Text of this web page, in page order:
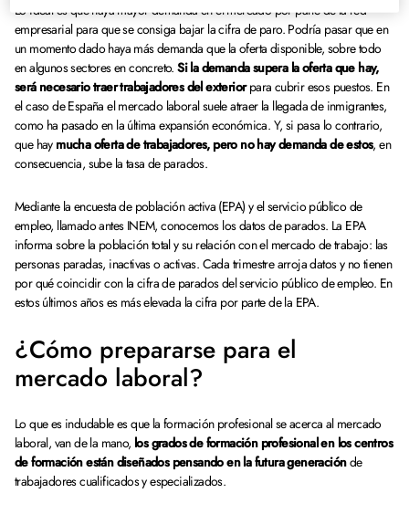
Lo ideal es que haya mayor demanda en el mercado por parte de la red
empresarial para que se consiga bajar la cifra de paro. Podría pasar que en
un momento dado haya más demanda que la oferta disponible, sobre todo
en algunos sectores en concreto.Si la demanda supera la oferta que hay,
será necesario traer trabajadores del exteriorpara cubrir esos puestos. En
el caso de España el mercado laboral suele atraer la llegada de inmigrantes,
como ha pasado en la última expansión económica. Y, si pasa lo contrario,
que hay mucha oferta de trabajadores, pero no hay demanda de estos, en
consecuencia, sube la tasa de parados.
Mediante la encuesta de población activa (EPA) y el servicio público de
empleo, llamado antes INEM, conocemos los datos de parados. La EPA
informa sobre la población total y su relación con el mercado de trabajo: las
personas paradas, inactivas o activas. Cada trimestre arroja datos y no tienen
por qué coincidir con la cifra de parados del servicio público de empleo. En
estos últimos años es más elevada la cifra por parte de la EPA.
¿Cómo prepararse para el
mercado laboral?
Lo que es indudable es que la formación profesional se acerca al mercado
laboral, van de la mano, los grados de formación profesional en los centros
de formación están diseñados pensando en la futura generaciónde
trabajadores cualificados y especializados.